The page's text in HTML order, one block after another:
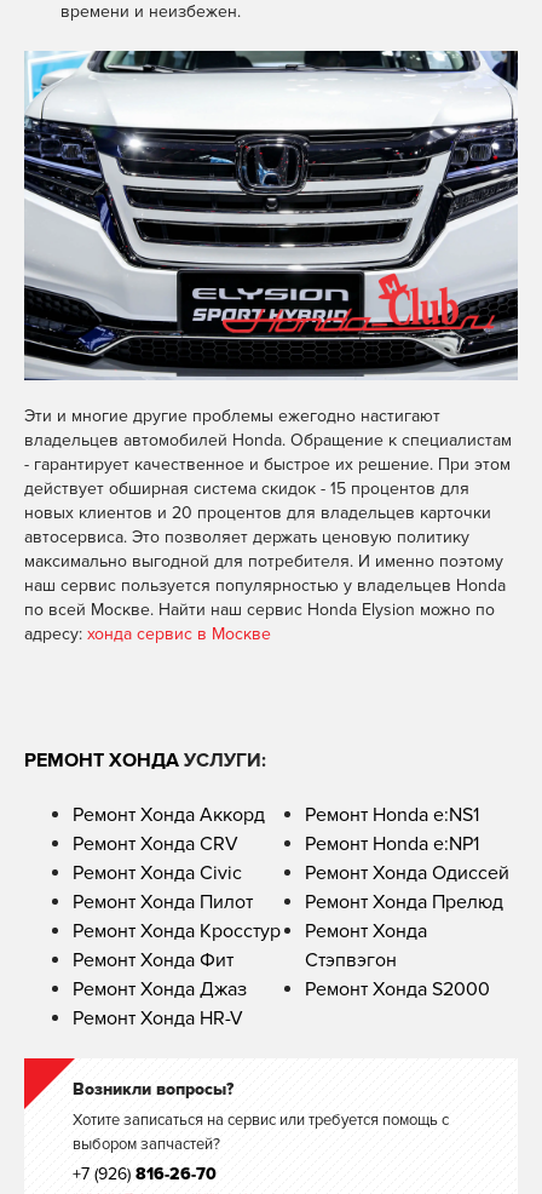
времени и неизбежен.
Эти и многие другие проблемы ежегодно настигают
владельцев автомобилей Honda. Обращение к специалистам
- гарантирует качественное и быстрое их решение. При этом
действует обширная система скидок - 15 процентов для
новых клиентов и 20 процентов для владельцев карточки
автосервиса. Это позволяет держать ценовую политику
максимально выгодной для потребителя. И именно поэтому
наш сервис пользуется популярностью у владельцев Honda
по всей Москве. Найти наш сервис Honda Elysion можно по
адресу: хонда сервис в Москве
РЕМОНТ ХОНДА УСЛУГИ:
Ремонт Хонда Аккорд
Ремонт Хонда CRV
Ремонт Хонда Civic
Ремонт Хонда Пилот
Ремонт Хонда Кросстур
Ремонт Хонда Фит
Ремонт Хонда Джаз
Ремонт Хонда HR-V
Ремонт Honda e:NS1
Ремонт Honda e:NP1
Ремонт Хонда Одиссей
Ремонт Хонда Прелюд
Ремонт Хонда
Стэпвэгон
Ремонт Хонда S2000
Возникли вопросы?
Хотите записаться на сервис или требуется помощь с
выбором запчастей?
+7 (926) 816-26-70